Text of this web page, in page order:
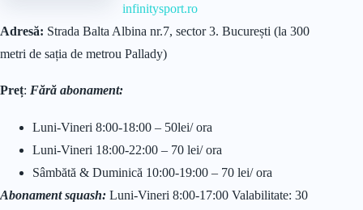
infinitysport.ro
Adresă: Strada Balta Albina nr.7, sector 3. București (la 300
metri de sația de metrou Pallady)
Preț: Fără abonament:
Luni-Vineri 8:00-18:00 – 50lei/ ora
Luni-Vineri 18:00-22:00 – 70 lei/ ora
Sâmbătă & Duminică 10:00-19:00 – 70 lei/ ora
Abonament squash: Luni-Vineri 8:00-17:00 Valabilitate: 30